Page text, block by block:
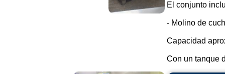
El conjunto
- Molino de
Capacidad
Con un tanque